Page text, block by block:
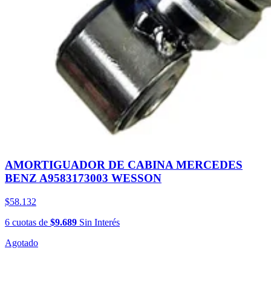
AMORTIGUADOR DE CABINA MERCEDES
BENZ A9583173003 WESSON
$58.132
6 cuotas de $9.689 Sin Interés
Agotado